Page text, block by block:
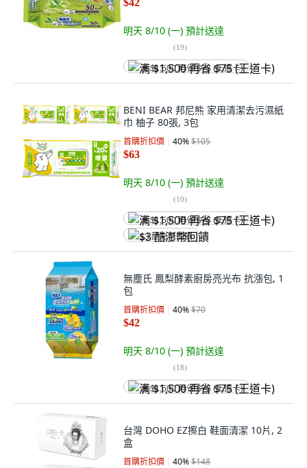
$42
明天 8/10 (一) 預計送達
(19)
满 $1,500 再省 $75 (王道卡)
BENI BEAR 邦尼熊 家用清潔去污濕紙
巾 柚子 80張, 3包
首購折扣價 40%$105
$63
明天 8/10 (一) 預計送達
(10)
满 $1,500 再省 $75 (王道卡)
$3 酷澎幣回饋
無塵氏 鳳梨酵素廚房亮光布 抗漲包, 1
包
首購折扣價 40%$70
$42
明天 8/10 (一) 預計送達
(18)
满 $1,500 再省 $75 (王道卡)
台灣 DOHO EZ擦白 鞋面清潔 10片, 2
盒
首購折扣價 40%$148